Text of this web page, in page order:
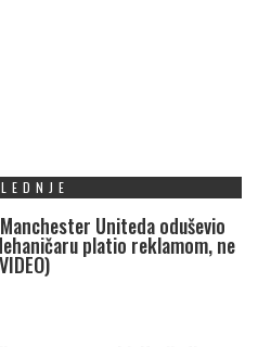
Uniteda oduševio
platio reklamom, ne